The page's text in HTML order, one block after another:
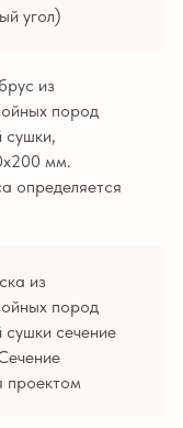
угол)
из
пород
сушки,
мм.
определяется
из
пород
сушки сечение
проектом